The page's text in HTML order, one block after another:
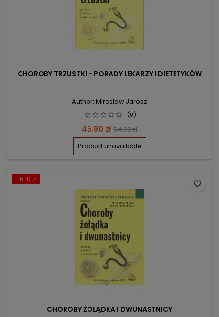
CHOROBY TRZUSTKI - PORADY LEKARZY I DIETETYKÓW
Author: Mirosław Jarosz
(0)
Price
45.90 zł Regular
price
54.00 zł
Product unavailable
- 6.10 zł
CHOROBY ŻOŁĄDKA I DWUNASTNICY
favorite_border